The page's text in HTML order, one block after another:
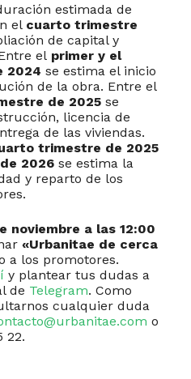
estimada de
el cuarto trimestre
de capital y
el primer y el
2024 se estima el inicio
de la obra. Entre el
de 2025se
licencia de
de las viviendas.
trimestre de 2025
2026se estima la
y reparto de los
noviembre a las 12:00
«Urbanitae de cerca
a los promotores.
y plantear tus dudas a
de Telegram. Como
cualquier duda
o
22.